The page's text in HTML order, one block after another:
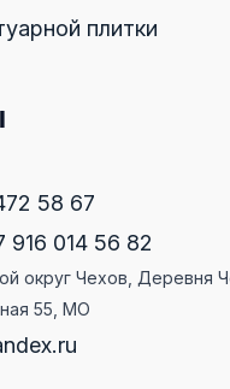
плитки
58 67
916 014 56 82
округ Чехов, Деревня
55, МО